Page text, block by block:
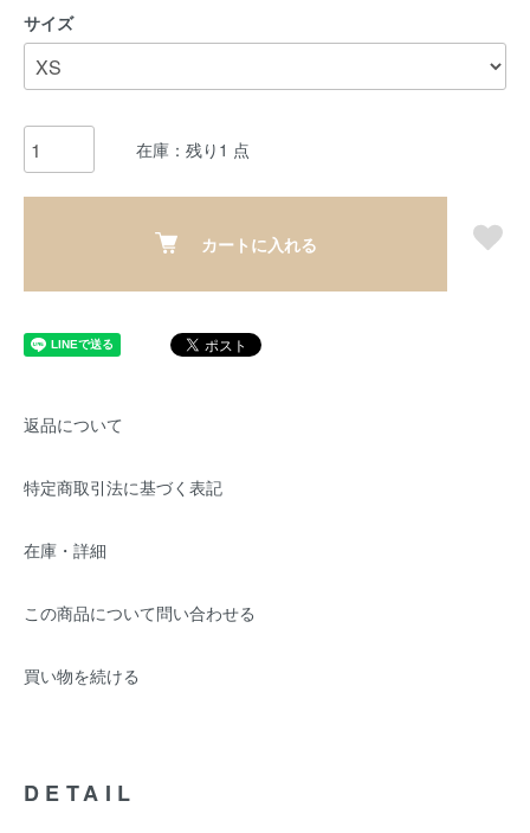
サイズ
在庫：残り1 点
カートに入れる
返品について
特定商取引法に基づく表記
在庫・詳細
この商品について問い合わせる
買い物を続ける
DETAIL